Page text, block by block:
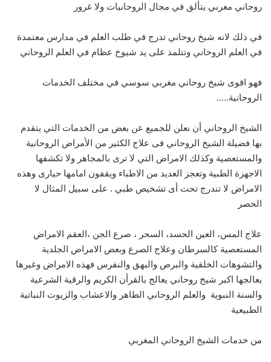
روحاني مغربي يتألق في مجال الروحانيات ولا غرور
في ذلك لانه شيخ روحاني تدرج في طلب العلم في مدارس معتمدة
في العلم الروحاني وتتلمذ على يد شيوخ عظام في العلم الروحاني
فهو اقوى شيخ روحاني مغربي سوسي في مختلف الخدمات
الروحانية…..
الشيخ الروحاني أن نعلن للجميع عن بعض من الخدمات التي يتقدم
بها فضيلة الشيخ الروحاني فى علاج الكثير من الأمراض الروحانية
والمستعصية وكذلك الامراض التي لا ترى بالمجاهر ولا تكشفها
الاجهزة الطبية وتعجز العديد من الاطباء ويقفون امامها حيارى وهذه
الامراض لا تندرج تحت أى تشخيص طبي . على سبيل المثال لا
الحصر
علاج المس، العين الحسد، السحر ، صرع الجن ،العقم الامراض
المستعصية كالسرطان وعلاج الصرع وبعض الامراض الجلدية
والتشوهات الخلقية والبرص والبهق والنقرس فهذه الامراض وغيرها
يعالجها اكبر شيخ روحاني يعالج بالقرأن الكريم والرقية الشرعية
والسنة النبوية والعلم الروحاني الطاهر والاعشاب والزيوت النباتية
الطبيعية
من خدمات الشيخ الروحاني المغربي